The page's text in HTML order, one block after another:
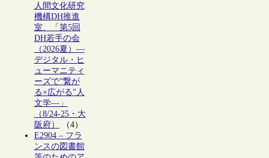
人間文化研究
機構DH推進
室、「第5回
DH若手の会
（2026夏）―
デジタル・ヒ
ューマニティ
ーズで“繋が
る×広がる”人
文学―」
（8/24-25・大
阪府）
（4）
E2904 – フラ
ンスの図書館